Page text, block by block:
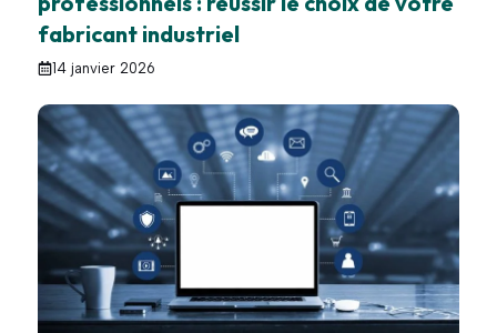
fabricant industriel
14 janvier 2026